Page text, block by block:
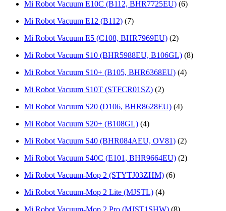
Mi Robot Vacuum E10C (B112, BHR7725EU) (6)
Mi Robot Vacuum E12 (B112) (7)
Mi Robot Vacuum E5 (C108, BHR7969EU) (2)
Mi Robot Vacuum S10 (BHR5988EU, B106GL) (8)
Mi Robot Vacuum S10+ (B105, ВHR6368ЕU) (4)
Mi Robot Vacuum S10T (STFCR01SZ) (2)
Mi Robot Vacuum S20 (D106, BHR8628EU) (4)
Mi Robot Vacuum S20+ (B108GL) (4)
Mi Robot Vacuum S40 (BHR084AEU, OV81) (2)
Mi Robot Vacuum S40С (E101, BHR9664EU) (2)
Mi Robot Vacuum-Mop 2 (STYTJ03ZHM) (6)
Mi Robot Vacuum-Mop 2 Lite (MJSTL) (4)